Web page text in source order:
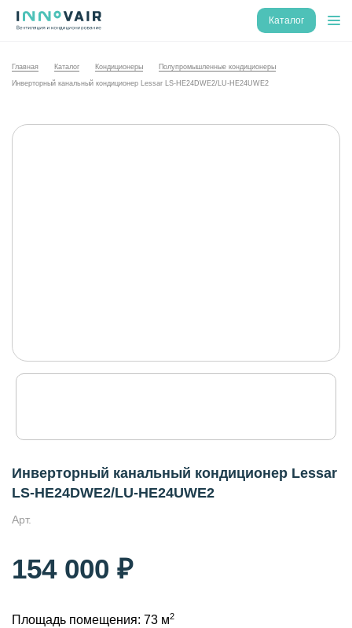
Каталог
Главная Каталог Кондиционеры Полупромышленные кондиционеры
Инверторный канальный кондиционер Lessar LS-HE24DWE2/LU-HE24UWE2
Инверторный канальный кондиционер Lessar
LS-HE24DWE2/LU-HE24UWE2
Арт.
154 000 ₽
Площадь помещения: 73 м2